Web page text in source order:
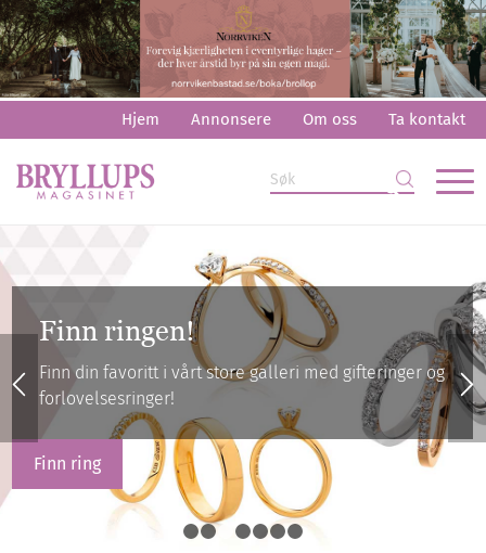
Hjem Annonsere Om oss Ta kontakt
Innkjøpsguiden
Finn alt du trenger til bryllupet ditt i vår innkjøpsguide!